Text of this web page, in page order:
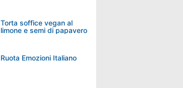
Torta soffice vegan al
limone e semi di papavero
Ruota Emozioni Italiano